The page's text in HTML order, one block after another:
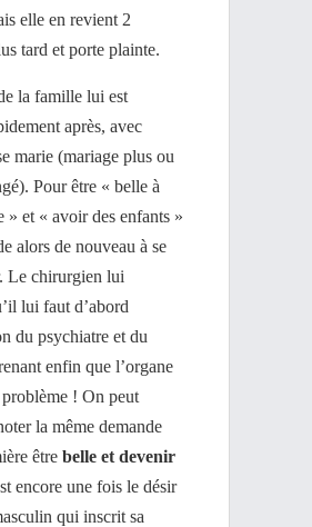
elle en revient 2
tard et porte plainte.
la famille lui est
après, avec
marie (mariage plus ou
Pour être « belle à
» et « avoir des enfants »
alors de nouveau à se
Le chirurgien lui
lui faut d’abord
du psychiatre et du
enfin que l’organe
problème ! On peut
la même demande
être belle et devenir
encore une fois le désir
qui inscrit sa